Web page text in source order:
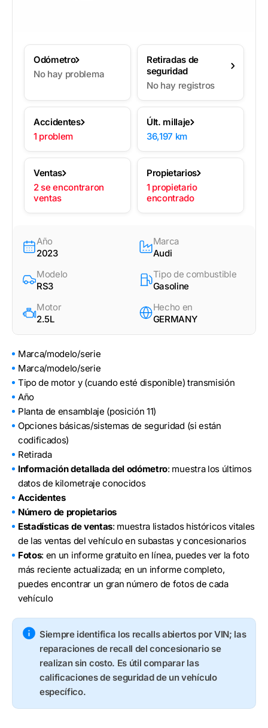
Odómetro
No hay problema
Retiradas de
seguridad
No hay registros
Accidentes
1 problem
Últ. millaje
36,197 km
Ventas
2 se encontraron
ventas
Propietarios
1 propietario
encontrado
Año
2023
Marca
Audi
Modelo
RS3
Tipo de combustible
Gasoline
Motor
2.5L
Hecho en
GERMANY
Marca/modelo/serie
Marca/modelo/serie
Tipo de motor y (cuando esté disponible) transmisión
Año
Planta de ensamblaje (posición 11)
Opciones básicas/sistemas de seguridad (si están
codificados)
Retirada
Información detallada del odómetro: muestra los últimos
datos de kilometraje conocidos
Accidentes
Número de propietarios
Estadísticas de ventas: muestra listados históricos vitales
de las ventas del vehículo en subastas y concesionarios
Fotos: en un informe gratuito en línea, puedes ver la foto
más reciente actualizada; en un informe completo,
puedes encontrar un gran número de fotos de cada
vehículo
Siempre identifica los recalls abiertos por VIN; las
reparaciones de recall del concesionario se
realizan sin costo. Es útil comparar las
calificaciones de seguridad de un vehículo
específico.